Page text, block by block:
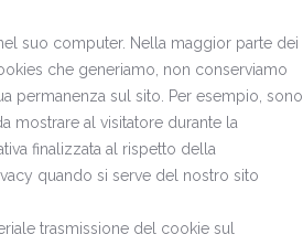
suo computer. Nella maggior parte dei
che generiamo, non conserviamo
permanenza sul sito. Per esempio, sono
mostrare al visitatore durante la
finalizzata al rispetto della
quando si serve del nostro sito
trasmissione del cookie sul